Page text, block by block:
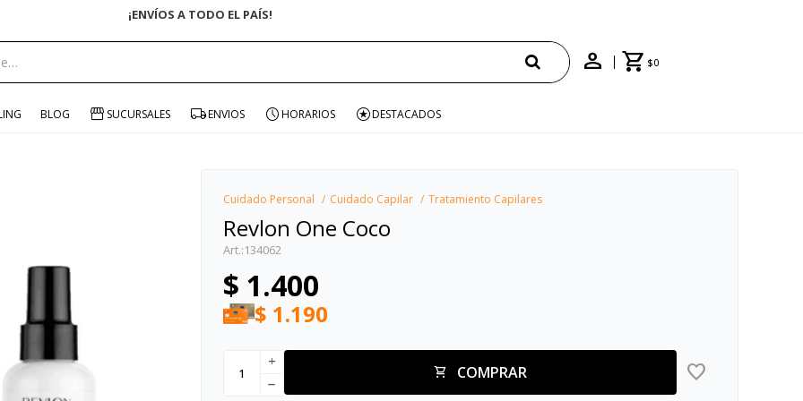
$0
BLOG SUCURSALES ENVIOS HORARIOS DESTACADOS
Cuidado Personal Cuidado Capilar Tratamiento Capilares
Revlon One Coco
134062
$ 1.400
$ 1.190
COMPRAR
add
remove